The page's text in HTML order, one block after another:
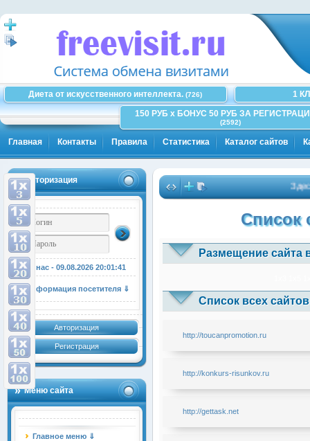
Диета от искусственного интеллекта. (726)
1
150 РУБ x БОНУС 50 РУБ ЗА
(2592)
Главная Контакты Правила Статистика Каталог сайтов
Авторизация
У нас - 09.08.2026 20:01:41
Информация посетителя ⇓
Авторизация
Регистрация
Меню сайта
Главное меню ⇓
Здесь
Список
Размещение сайта
Список всех
http://toucanpromotion.ru
http://konkurs-risunkov.ru
http://gettask.net